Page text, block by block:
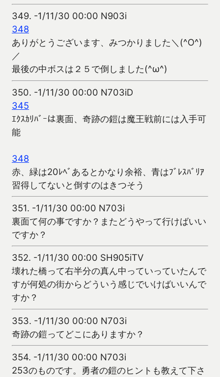
349. -1/11/30 00:00 N903i
348
ありがとうございます、みつかりました＼(^O^)
／
最後の中ボスは２５で倒しました(^ω^)
350. -1/11/30 00:00 N703iD
345
ｴｸｽｶﾘﾊﾞｰは裏面、奇跡の鎧は魔王戦前には入手可
能
348
赤、緑は20ﾚﾍﾞあるとかなり余裕、青はﾌﾞﾚｽﾊﾞﾘｱ
習得してないと倒すのはきつそう
351. -1/11/30 00:00 N703i
裏面て何の事ですか？またどうやって行けばいい
ですか？
352. -1/11/30 00:00 SH905iTV
壊れた橋って右半分の真ん中っていっていたんで
すが何処の街からどういう感じでいけばいいんで
すか？
353. -1/11/30 00:00 N703i
奇跡の鎧ってどこにありますか？
354. -1/11/30 00:00 N703i
253のものです。勇者の鎧のヒントも教えて下さ